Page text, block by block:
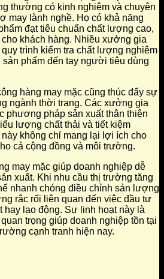
thường có kinh nghiệm và chuyên
may lành nghề. Họ có khả năng
đạt tiêu chuẩn chất lượng cao,
khách hàng. Nhiều xưởng gia
trình kiểm tra chất lượng nghiêm
sản phẩm đến tay người tiêu dùng
hàng may mặc cũng thúc đẩy sự
ngành thời trang. Các xưởng gia
phương pháp sản xuất thân thiện
lượng chất thải và tiết kiệm
không chỉ mang lại lợi ích cho
cả cộng đồng và môi trường.
may mặc giúp doanh nghiệp dễ
xuất. Khi nhu cầu thị trường tăng
nhanh chóng điều chỉnh sản lượng
rắc rối liên quan đến việc đầu tư
hay lao động. Sự linh hoạt này là
trọng giúp doanh nghiệp tồn tại
cạnh tranh hiện nay.